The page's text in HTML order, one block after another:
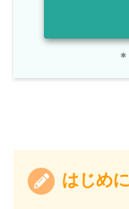
はじめに